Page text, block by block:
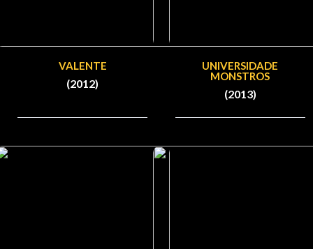
VALENTE
(2012)
UNIVERSIDADE
MONSTROS
(2013)